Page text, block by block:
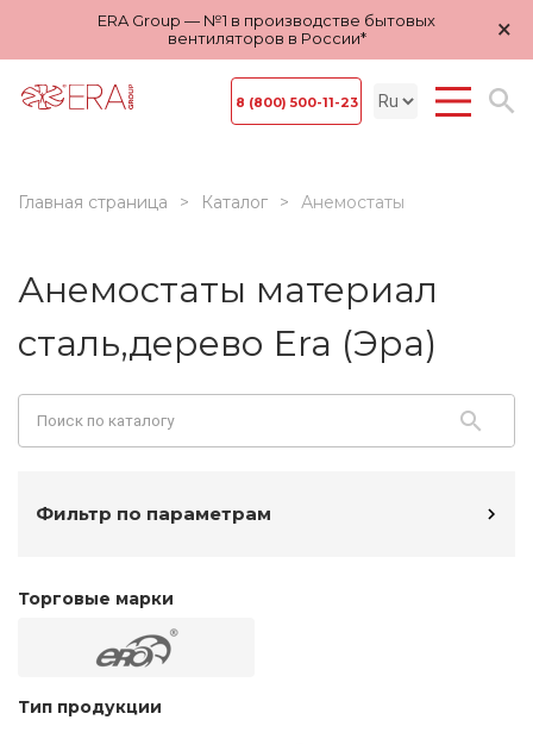
ERA Group — №1 в производстве бытовых
вентиляторов в России*
×
8 (800) 500-11-23
Главная страница Каталог Анемостаты
Анемостаты материал
сталь,дерево Era (Эра)
Фильтр по параметрам
Торговые марки
Тип продукции